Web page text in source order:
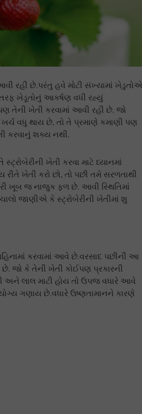
રહી છે.પરંતુ હવે મોટી સંખ્યામાં ખેડુતોએ
ખેડૂતોનું આકર્ષણ વધી રહ્યું
તેની ખેતી કરવામાં આવી રહી છે. જો
વધુ થાય છે, તો તે પ્રમાણે કમાણી પણ
કરવાનું શક્ય નથી.
ખેતી કરવા માટે ધ્યાનમાં
ખેતી કરો છો, તો પછી તમે સરળતાથી
ખૂબ જ નાજુક ફળ છે. આવી સ્થિતિમાં
જાણીએ કે સ્ટ્રોબેરીની ખેતીમાં શુ
કરવામાં આવે છે.વરસાદ પછીની આ
જો કે તેની ખેતી કોઈપણ પ્રકારની
અને લાલ માટી હોય તો ઉપજ વધારે આવે
યોગ્ય ગણાય છે.વધારે ઉષ્ણતામાનને કારણે